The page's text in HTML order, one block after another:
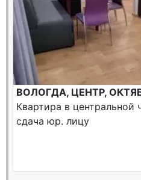
ВОЛОГДА, ЦЕНТР,
Квартира в центральной
сдача юр. лицу